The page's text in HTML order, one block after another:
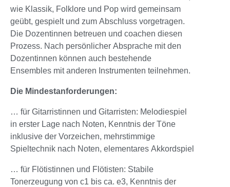
wie Klassik, Folklore und Pop wird gemeinsam
geübt, gespielt und zum Abschluss vorgetragen.
Die Dozentinnen betreuen und coachen diesen
Prozess. Nach persönlicher Absprache mit den
Dozentinnen können auch bestehende
Ensembles mit anderen Instrumenten teilnehmen.
Die Mindestanforderungen:
… für Gitarristinnen und Gitarristen: Melodiespiel
in erster Lage nach Noten, Kenntnis der Töne
inklusive der Vorzeichen, mehrstimmige
Spieltechnik nach Noten, elementares Akkordspiel
… für Flötistinnen und Flötisten: Stabile
Tonerzeugung von c1 bis ca. e3, Kenntnis der